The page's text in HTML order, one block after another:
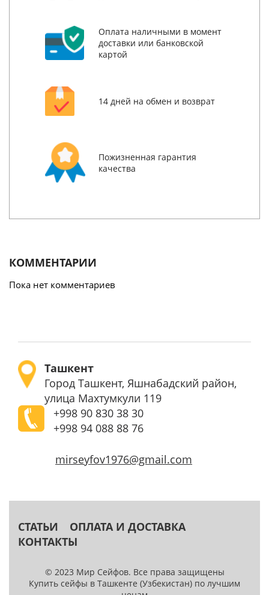
Оплата наличными в момент
доставки или банковской
картой
14 дней на обмен и возврат
Пожизненная гарантия
качества
КОММЕНТАРИИ
Пока нет комментариев
Ташкент
Город Ташкент, Яшнабадский район,
улица Махтумкули 119
+998 90 830 38 30
+998 94 088 88 76
mirseyfov1976@gmail.com
СТАТЬИ
ОПЛАТА И ДОСТАВКА
КОНТАКТЫ
© 2023 Мир Сейфов. Все права защищены
Купить сейфы в Ташкенте (Узбекистан) по лучшим